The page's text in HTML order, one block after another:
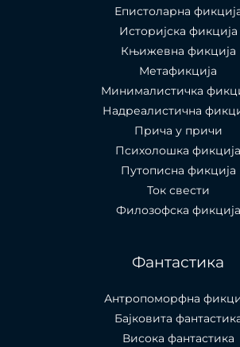
Епистоларна
Историјска фикција
Књижевна фикција
Метафикција
Минималистичка
Надреалистична
Прича у причи
Психолошкa фикција
Путописна фикција
Ток свести
Филозофска фикција
Фантастика
Антропоморфна
Бајковита
Висока фантастика